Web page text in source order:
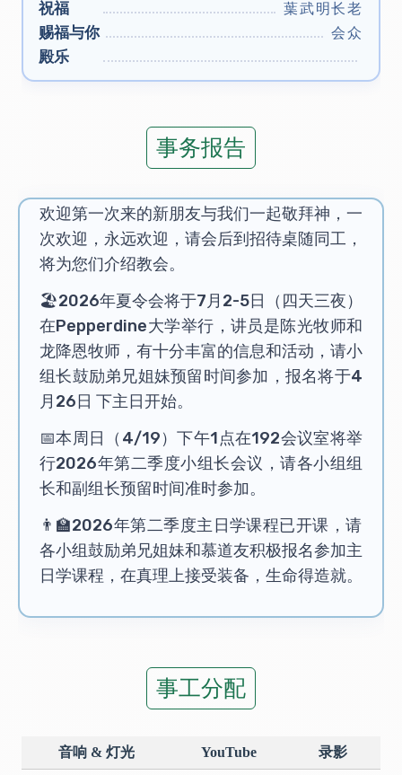
祝福 葉武明长老
赐福与你 会众
殿乐
事务报告
欢迎第一次来的新朋友与我们一起敬拜神，一
次欢迎，永远欢迎，请会后到招待桌随同工，
将为您们介绍教会。
🏖️2026年夏令会将于7月2-5日（四天三夜）
在Pepperdine大学举行，讲员是陈光牧师和
龙降恩牧师，有十分丰富的信息和活动，请小
组长鼓励弟兄姐妹预留时间参加，报名将于4
月26日 下主日开始。
📅本周日（4/19）下午1点在192会议室将举
行2026年第二季度小组长会议，请各小组组
长和副组长预留时间准时参加。
👨‍🏫2026年第二季度主日学课程已开课，请
各小组鼓励弟兄姐妹和慕道友积极报名参加主
日学课程，在真理上接受装备，生命得造就。
事工分配
音响 & 灯光 YouTube 录影